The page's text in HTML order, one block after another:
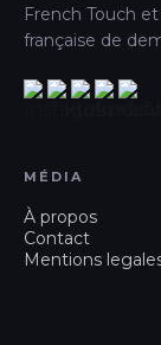
French Touch
française de
MÉDIA
À propos
Contact
Mentions